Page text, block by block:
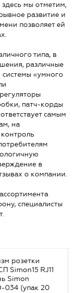
мы отметим,
развитие и
позволяет ей
типа, в
различные
«умного
патч-корды
самым
на
в
о компании.
специалисты
розетки
Simon15 RJ11
Simon
034 (упак 20